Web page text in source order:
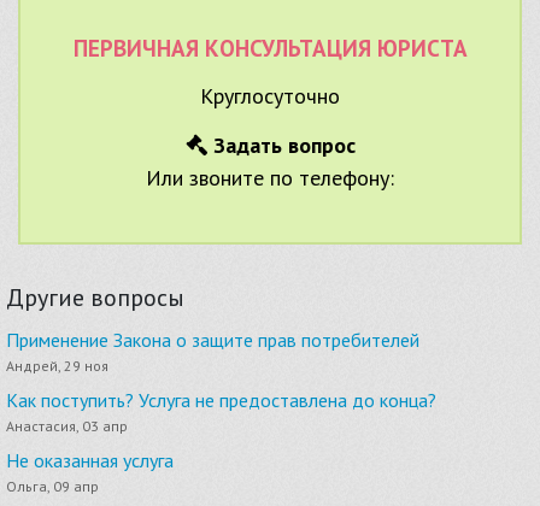
ПЕРВИЧНАЯ КОНСУЛЬТАЦИЯ ЮРИСТА
Круглосуточно
Задать вопрос
Или звоните по телефону:
Другие вопросы
Применение Закона о защите прав потребителей
Андрей, 29 ноя
Как поступить? Услуга не предоставлена до конца?
Анастасия, 03 апр
Не оказанная услуга
Ольга, 09 апр